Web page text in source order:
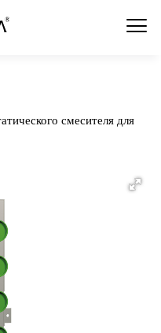
смесителя для